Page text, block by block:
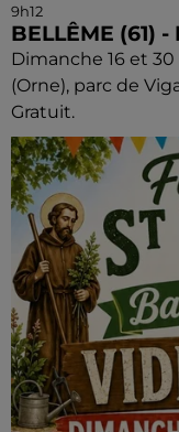
9h12
BELLÊME (61) -
Dimanche 16 et
(Orne), parc de
Gratuit.